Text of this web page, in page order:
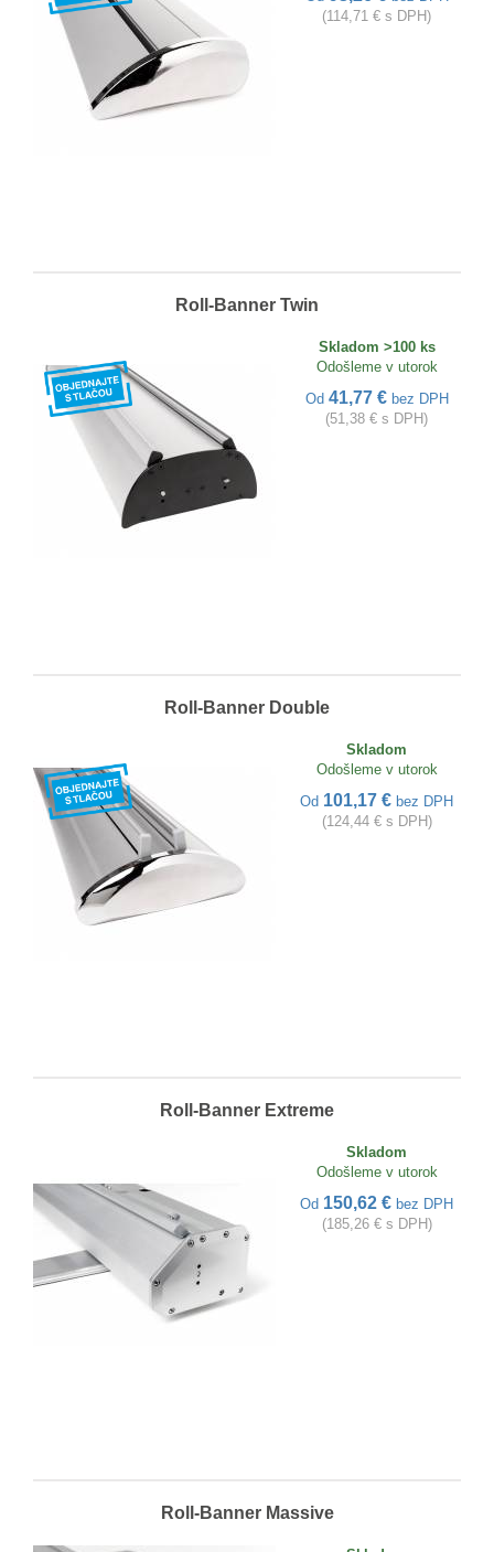
(114,71 € s DPH)
Roll-Banner Twin
Skladom >100 ks
Odošleme v utorok
Od 41,77 € bez DPH
(51,38 € s DPH)
Roll-Banner Double
Skladom
Odošleme v utorok
Od 101,17 € bez DPH
(124,44 € s DPH)
Roll-Banner Extreme
Skladom
Odošleme v utorok
Od 150,62 € bez DPH
(185,26 € s DPH)
Roll-Banner Massive